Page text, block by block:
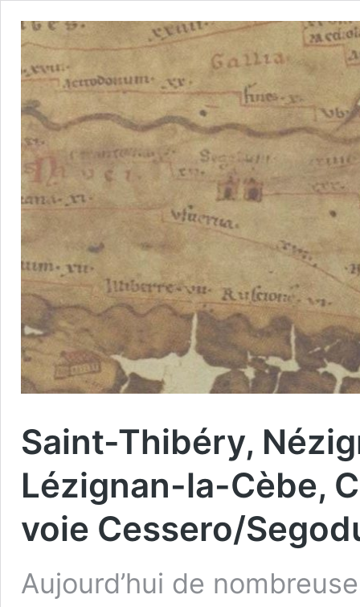
Saint-Thibéry,
Lézignan-la-Cèbe,
voie Cessero/
Aujourd’hui de